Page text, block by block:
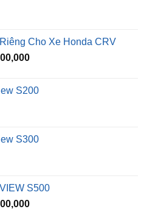
Cho Xe Honda CRV
Giá
là:
S200
S300
S500
Giá